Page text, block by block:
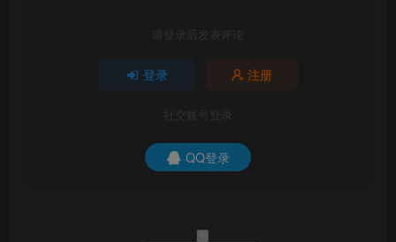
请登录后发表评论
登录 注册
社交账号登录
QQ登录